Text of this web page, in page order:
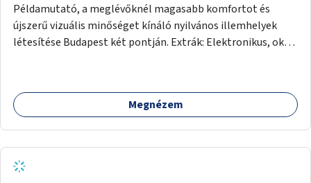
Példamutató, a meglévőknél magasabb komfortot és
újszerű vizuális minőséget kínáló nyilvános illemhelyek
létesítése Budapest két pontján. Extrák: Elektronikus, okos
(pl. ivókút, telefontöltés).
Megnézem